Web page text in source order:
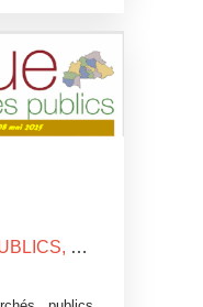
REVUE DES MARCHES PUBLICS, N°4135